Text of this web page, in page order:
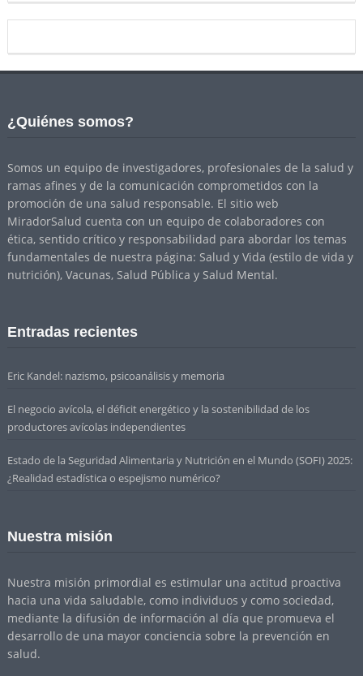
¿Quiénes somos?
Somos un equipo de investigadores, profesionales de la salud y
ramas afines y de la comunicación comprometidos con la
promoción de una salud responsable. El sitio web
MiradorSalud cuenta con un equipo de colaboradores con
ética, sentido crítico y responsabilidad para abordar los temas
fundamentales de nuestra página: Salud y Vida (estilo de vida y
nutrición), Vacunas, Salud Pública y Salud Mental.
Entradas recientes
Eric Kandel: nazismo, psicoanálisis y memoria
El negocio avícola, el déficit energético y la sostenibilidad de los
productores avícolas independientes
Estado de la Seguridad Alimentaria y Nutrición en el Mundo (SOFI) 2025:
¿Realidad estadística o espejismo numérico?
Nuestra misión
Nuestra misión primordial es estimular una actitud proactiva
hacia una vida saludable, como individuos y como sociedad,
mediante la difusión de información al día que promueva el
desarrollo de una mayor conciencia sobre la prevención en
salud.